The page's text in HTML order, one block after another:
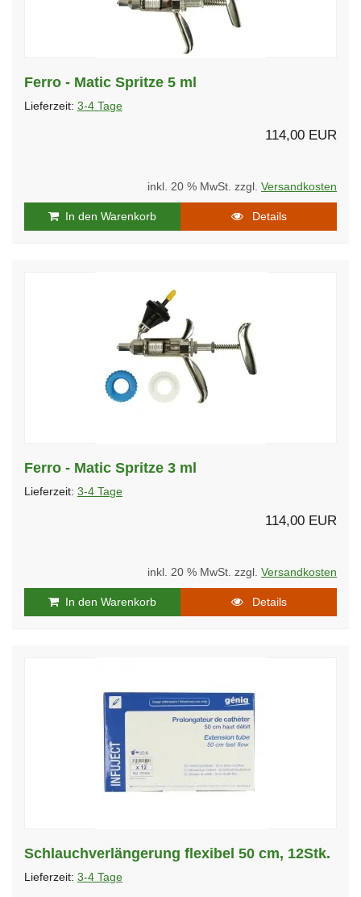
Ferro - Matic Spritze 5 ml
Lieferzeit: 3-4 Tage
114,00 EUR
inkl. 20 % MwSt. zzgl. Versandkosten
In den Warenkorb Details
Ferro - Matic Spritze 3 ml
Lieferzeit: 3-4 Tage
114,00 EUR
inkl. 20 % MwSt. zzgl. Versandkosten
In den Warenkorb Details
Schlauchverlängerung flexibel 50 cm, 12Stk.
Lieferzeit: 3-4 Tage